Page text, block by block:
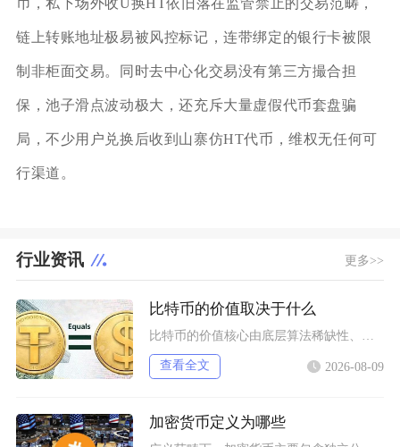
币，私下场外收U换HT依旧落在监管禁止的交易范畴，
链上转账地址极易被风控标记，连带绑定的银行卡被限
制非柜面交易。同时去中心化交易没有第三方撮合担
保，池子滑点波动极大，还充斥大量虚假代币套盘骗
局，不少用户兑换后收到山寨仿HT代币，维权无任何可
行渠道。
行业资讯 更多>>
比特币的价值取决于什么
查看全文 2026-08-09
加密货币定义为哪些